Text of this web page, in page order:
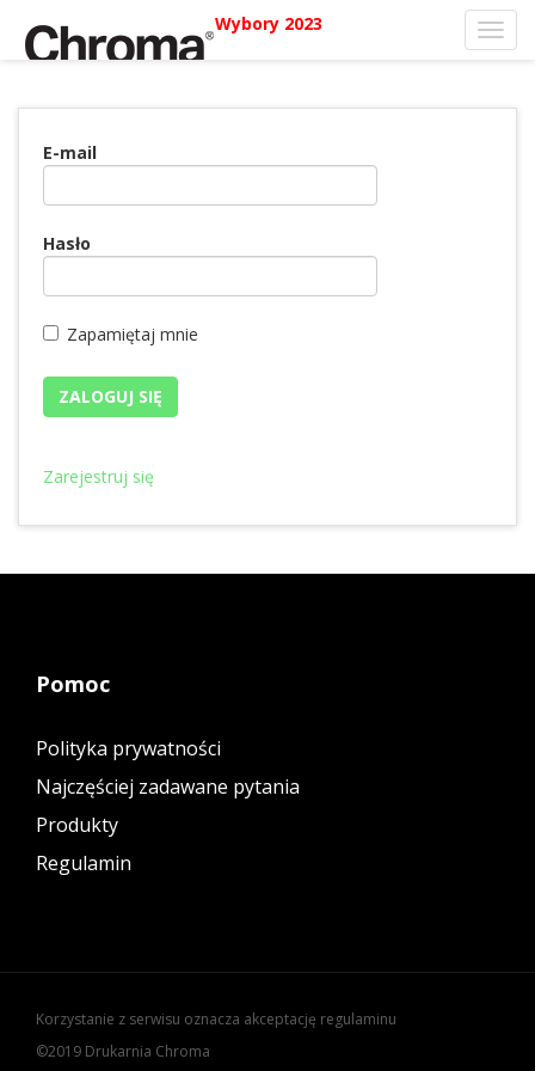
Wybory 2023
E-mail
Hasło
Zapamiętaj mnie
Zarejestruj się
Pomoc
Polityka prywatności
Najczęściej zadawane pytania
Produkty
Regulamin
Korzystanie z serwisu oznacza akceptację regulaminu
©2019 Drukarnia Chroma